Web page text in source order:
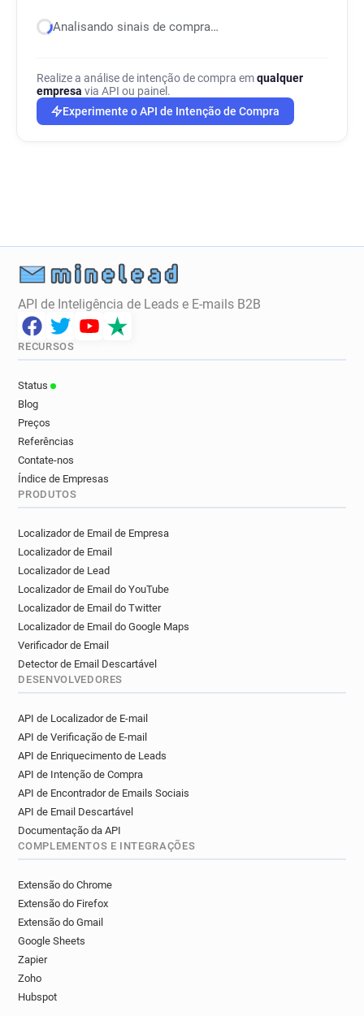
Analisando sinais de compra…
Realize a análise de intenção de compra emqualquer
empresa via API ou painel.
Experimente o API de Intenção de Compra
API de Inteligência de Leads e E-mails B2B
RECURSOS
Status
Blog
Preços
Referências
Contate-nos
Índice de Empresas
PRODUTOS
Localizador de Email de Empresa
Localizador de Email
Localizador de Lead
Localizador de Email do YouTube
Localizador de Email do Twitter
Localizador de Email do Google Maps
Verificador de Email
Detector de Email Descartável
DESENVOLVEDORES
API de Localizador de E-mail
API de Verificação de E-mail
API de Enriquecimento de Leads
API de Intenção de Compra
API de Encontrador de Emails Sociais
API de Email Descartável
Documentação da API
COMPLEMENTOS E INTEGRAÇÕES
Extensão do Chrome
Extensão do Firefox
Extensão do Gmail
Google Sheets
Zapier
Zoho
Hubspot